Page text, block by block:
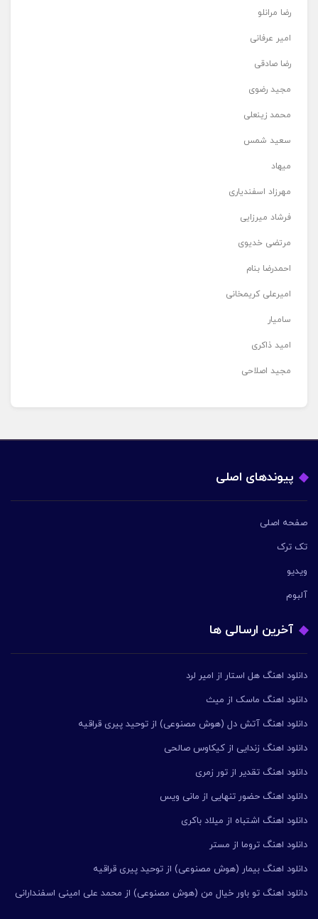
رضا مرانلو
امیر عرفانی
رضا صادقی
مجید رضوی
محمد زینعلی
سعید شمس
میهاد
مهرزاد اسفندیاری
فرشاد میرزایی
مرتضی خدیوی
احمدرضا بنام
امیرعلی کریمخانی
سامیار
امید ذاکری
مجید اصلاحی
پیوندهای اصلی
صفحه اصلی
تک ترک
ویدیو
آلبوم
آخرین ارسالی ها
دانلود اهنگ هل استار از امیر لرد
دانلود اهنگ ماسک از میث
دانلود اهنگ آتش دل (هوش مصنوعی) از توحید پیری قراقیه
دانلود اهنگ زندایی از کیکاوس صالحی
دانلود اهنگ تقدیر از تور زمری
دانلود اهنگ حضور تنهایی از مانی ویس
دانلود اهنگ اشتباه از میلاد باکری
دانلود اهنگ تروما از مستر
دانلود اهنگ بیمار (هوش مصنوعی) از توحید پیری قراقیه
دانلود اهنگ تو باور خیال من (هوش مصنوعی) از محمد علی امینی اسفندارانی